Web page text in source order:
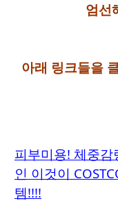
엄선
아래 링크들을
피부미용! 체중
인 이것이
템!!!!